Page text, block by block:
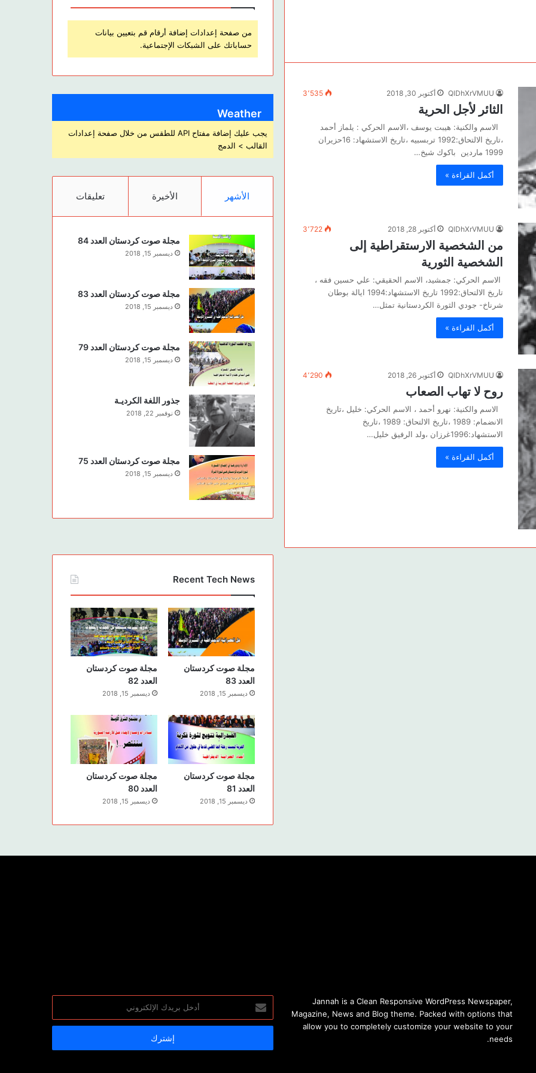
QlDhXrVMUU أكتوبر 30, 2018 3٬535
الثائر لأجل الحرية
الاسم والكنية: هيبت يوسف ،الاسم الحركي : يلماز أحمد
،تاريخ الالتحاق:1992 تربسبيه ،تاريخ الاستشهاد: 16حزيران
1999 ماردين باكوك شيخ…
أكمل القراءة »
QlDhXrVMUU أكتوبر 28, 2018 3٬722
من الشخصية الارستقراطية إلى
الشخصية الثورية
الاسم الحركي: جمشيد، الاسم الحقيقي: علي حسين فقه ،
تاريخ الالتحاق:1992 تاريخ الاستشهاد:1994 ايالة بوطان
شرناخ- جودي الثورة الكردستانية تمثل…
أكمل القراءة »
QlDhXrVMUU أكتوبر 26, 2018 4٬290
روح لا تهاب الصعاب
الاسم والكنية: نهرو أحمد ، الاسم الحركي: خليل ،تاريخ
الانضمام: 1989 ،تاريخ الالتحاق: 1989 ،تاريخ
الاستشهاد:1996غرزان ،ولد الرفيق خليل…
أكمل القراءة »
من صفحة إعدادات إضافة أرقام قم بتعيين بيانات
حساباتك على الشبكات الإجتماعية.
Weather
يجب عليك إضافة مفتاح API للطقس من خلال صفحة إعدادات
القالب > الدمج
الأشهر الأخيرة تعليقات
مجلة صوت كردستان العدد 84
ديسمبر 15, 2018
مجلة صوت كردستان العدد 83
ديسمبر 15, 2018
مجلة صوت كردستان العدد 79
ديسمبر 15, 2018
جذور اللغة الكرديـة
نوفمبر 22, 2018
مجلة صوت كردستان العدد 75
ديسمبر 15, 2018
Recent Tech News
مجلة صوت كردستان
العدد 83
ديسمبر 15, 2018
مجلة صوت كردستان
العدد 82
ديسمبر 15, 2018
مجلة صوت كردستان
العدد 81
ديسمبر 15, 2018
مجلة صوت كردستان
العدد 80
ديسمبر 15, 2018
Jannah is a Clean Responsive WordPress Newspaper,
Magazine, News and Blog theme. Packed with options that
allow you to completely customize your website to your
needs.
بريدك
الإلكتروني